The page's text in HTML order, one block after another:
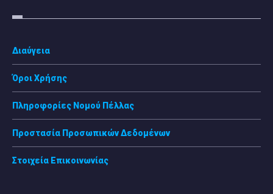
Διαύγεια
Όροι Χρήσης
Πληροφορίες Νομού Πέλλας
Προστασία Προσωπικών Δεδομένων
Στοιχεία Επικοινωνίας